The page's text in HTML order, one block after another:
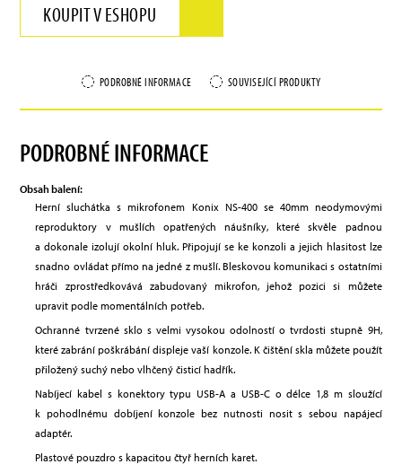
KOUPIT V ESHOPU
PODROBNÉ INFORMACE SOUVISEJÍCÍ PRODUKTY
PODROBNÉ INFORMACE
Obsah balení:
Herní sluchátka s mikrofonem Konix NS-400 se 40mm neodymovými
reproduktory v mušlích opatřených náušníky, které skvěle padnou
a dokonale izolují okolní hluk. Připojují se ke konzoli a jejich hlasitost lze
snadno ovládat přímo na jedné z mušlí. Bleskovou komunikaci s ostatními
hráči zprostředkovává zabudovaný mikrofon, jehož pozici si můžete
upravit podle momentálních potřeb.
Ochranné tvrzené sklo s velmi vysokou odolností o tvrdosti stupně 9H,
které zabrání poškrábání displeje vaší konzole. K čištění skla můžete použít
přiložený suchý nebo vlhčený čisticí hadřík.
Nabíjecí kabel s konektory typu USB-A a USB-C o délce 1,8 m sloužící
k pohodlnému dobíjení konzole bez nutnosti nosit s sebou napájecí
adaptér.
Plastové pouzdro s kapacitou čtyř herních karet.